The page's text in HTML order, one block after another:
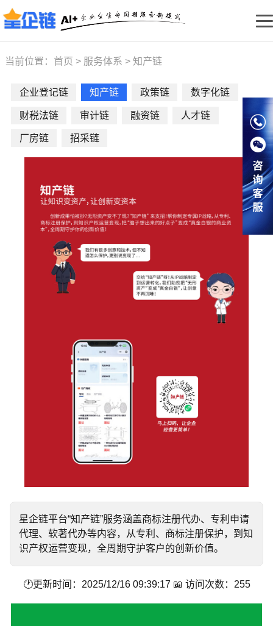
当前位置： 首页 > 服务体系 > 知产链
企业登记链 知产链 政策链 数字化链
财税法链 审计链 融资链 人才链
厂房链 招采链
星企链平台“知产链”服务涵盖商标注册代办、专利申请
代理、软著代办等内容，从专利、商标注册保护，到知
识产权运营变现，全周期守护客户的创新价值。
🕐更新时间：2025/12/16 09:39:17 📖 访问次数：255